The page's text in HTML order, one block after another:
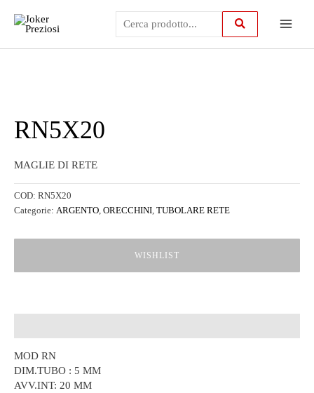
contenuto
RN5X20
MAGLIE DI RETE
COD: RN5X20
Categorie: ARGENTO, ORECCHINI, TUBOLARE RETE
WISHLIST
MOD RN
DIM.TUBO : 5 MM
AVV.INT: 20 MM